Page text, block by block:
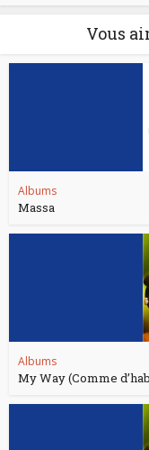
Vous
Albums
Massa
Albums
My Way (Comme